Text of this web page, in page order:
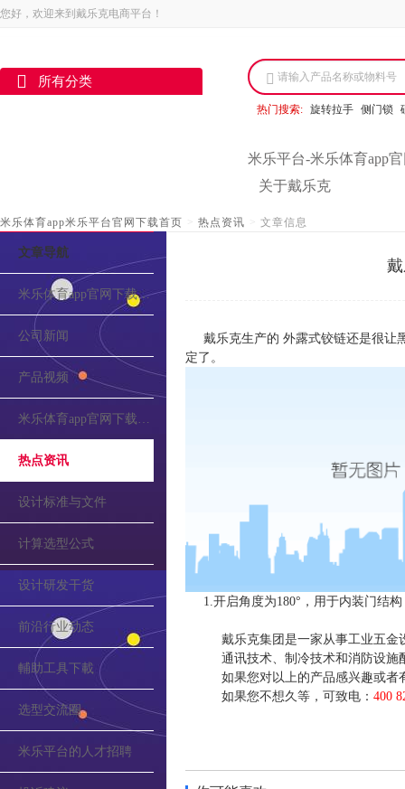
您好，欢迎来到戴乐克电商平台！
所有分类 请输入产品名称或物料号
热门搜索: 旋转拉手 侧门锁
米乐平台-米乐体育app
关于戴乐克
米乐体育app米乐平台官网下载首页 > 热点资讯 > 文章信息
文章导航
米乐体育app官网下载的介绍
公司新闻
产品视频
米乐体育app官网下载的公告
热点资讯
设计标准与文件
计算选型公式
设计研发干货
前沿行业动态
輔助工具下載
选型交流圈
米乐平台的人才招聘
戴乐克生产的 外露式铰链还是很让
定了。
1.开启角度为180°，用于内装门结
戴乐克集团是一家从事工业五金
通讯技术、制冷技术和消防设
如果您对以上的产品感兴趣或者
如果您不想久等，可致电： 400